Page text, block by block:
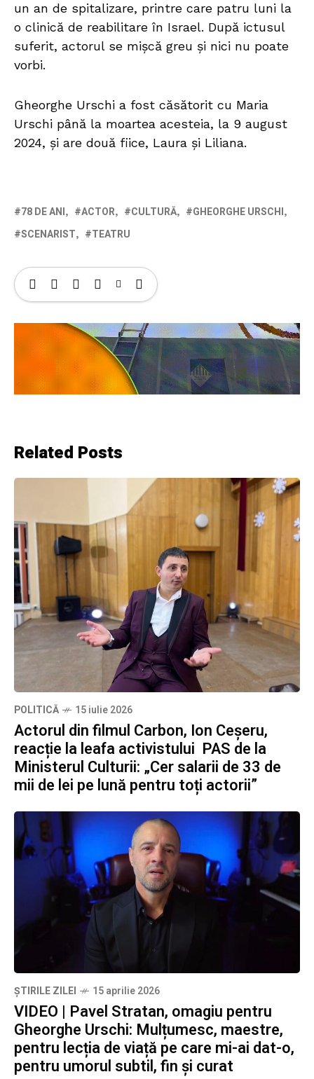
un an de spitalizare, printre care patru luni la
o clinică de reabilitare în Israel. După ictusul
suferit, actorul se mișcă greu și nici nu poate
vorbi.
Gheorghe Urschi a fost căsătorit cu Maria
Urschi până la moartea acesteia, la 9 august
2024, şi are două fiice, Laura și Liliana.
78 DE ANI ACTOR CULTURĂ
GHEORGHE URSCHI
SCENARIST
TEATRU
Related Posts
POLITICĂ 15 iulie 2026
Actorul din filmul Carbon, Ion Ceșeru,
reacție la leafa activistului PAS de la
Ministerul Culturii: „Cer salarii de 33 de
mii de lei pe lună pentru toți actorii”
ȘTIRILE ZILEI 15 aprilie 2026
VIDEO | Pavel Stratan, omagiu pentru
Gheorghe Urschi: Mulțumesc, maestre,
pentru lecția de viață pe care mi-ai dat-o,
pentru umorul subtil, fin și curat